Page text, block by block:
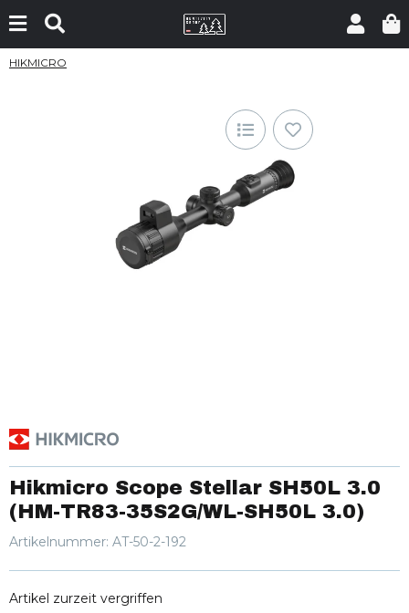
HIKMICRO
Hikmicro Scope Stellar SH50L 3.0
(HM-TR83-35S2G/WL-SH50L 3.0)
Artikelnummer: AT-50-2-192
Artikel zurzeit vergriffen